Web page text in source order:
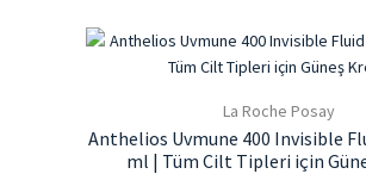
La Roche Posay
Anthelios Uvmune 400 Invisible
ml | Tüm Cilt Tipleri için